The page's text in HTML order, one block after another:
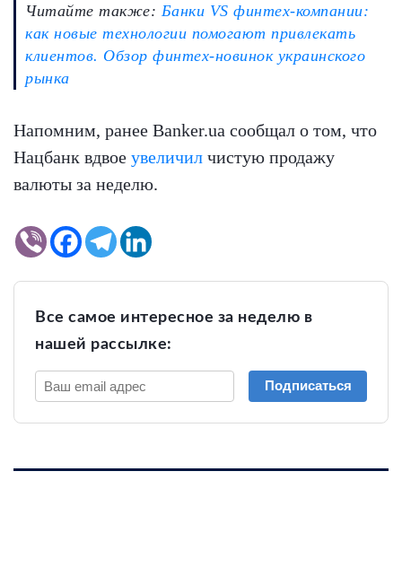
Читайте также: Банки VS финтех-компании:
как новые технологии помогают привлекать
клиентов. Обзор финтех-новинок украинского
рынка
Напомним, ранее Banker.ua сообщал о том, что
Нацбанк вдвое увеличил чистую продажу
валюты за неделю.
Все самое интересное за неделю в
нашей рассылке:
Подписаться